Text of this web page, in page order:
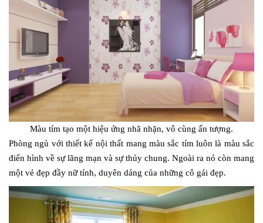
Màu tím tạo một hiệu ứng nhã nhặn, vô cùng ấn tượng.
Phòng ngủ với thiết kế nội thất mang màu sắc tím luôn là màu sắc
điển hình về sự lãng mạn và sự thủy chung. Ngoài ra nó còn mang
một vẻ đẹp đầy nữ tính, duyên dáng của những cô gái đẹp.